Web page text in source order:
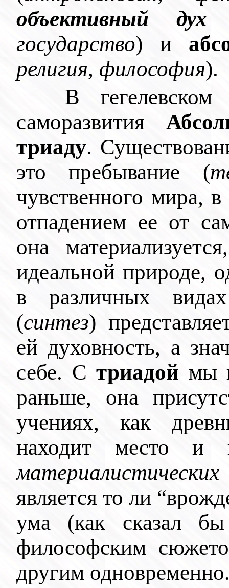
объективный дух
государство) и
религия, философия).
В
саморазвития
триаду.
это пребывание (
чувственного мира,
отпадением ее от
она
идеальной природе,
в различных видах
(синтез)
ей духовность, а
себе. Стриадой мы
раньше, она
учениях, как
находит место
является то ли
ума (как сказал
философским
другим